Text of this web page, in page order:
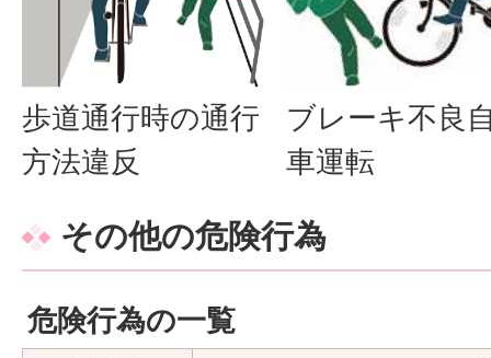
歩道通行時の通行
方法違反
ブレーキ不良
車運転
その他の危険行為
危険行為の一覧